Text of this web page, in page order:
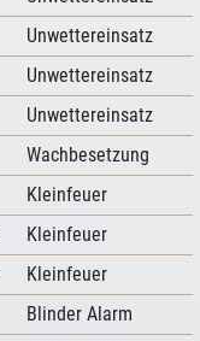
Unwettereinsatz
Unwettereinsatz
Unwettereinsatz
Wachbesetzung
Kleinfeuer
Kleinfeuer
Kleinfeuer
Blinder Alarm